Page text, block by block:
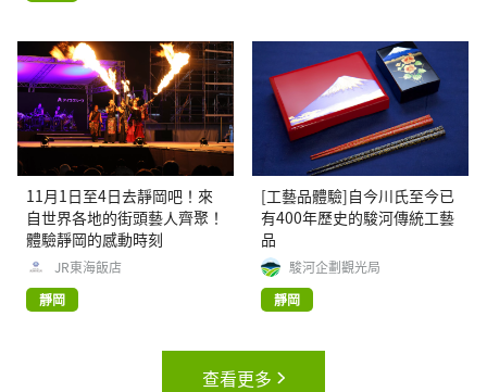
11月1日至4日去靜岡吧！來
自世界各地的街頭藝人齊聚！
體驗靜岡的感動時刻
JR東海飯店
靜岡
[工藝品體驗]自今川氏至今已
有400年歷史的駿河傳統工藝
品
駿河企劃觀光局
靜岡
查看更多